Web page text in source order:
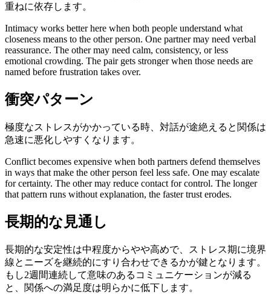
重ねに依存します。
Intimacy works better here when both people understand what
closeness means to the other person. One partner may need verbal
reassurance. The other may need calm, consistency, or less
emotional crowding. The pair gets stronger when those needs are
named before frustration takes over.
衝突パターン
極度なストレスがかかっている時、対話が途絶えると関係は
急速に悪化しやすくなります。
Conflict becomes expensive when both partners defend themselves
in ways that make the other person feel less safe. One may escalate
for certainty. The other may reduce contact for control. The longer
that pattern runs without explanation, the faster trust erodes.
長期的な見通し
長期的な安定性は中程度からやや高めで、ストレス期に境界
線とニーズを継続的にすり合わせできるかが鍵となります。
もし2週間連続して意味のあるコミュニケーションが減る
と、関係への満足度は明らかに低下します。